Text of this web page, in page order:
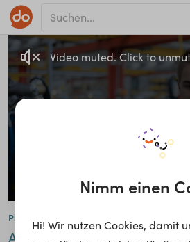
Video muted. Click to
Philipp Lanzerstorfer
Auszubildender
Nimm einen
Hi! Wir nutzen Cookies, damit